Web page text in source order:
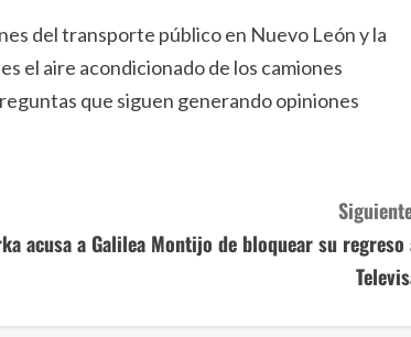
del transporte público en Nuevo León y la
el aire acondicionado de los camiones
que siguen generando opiniones
acusa a Galilea Montijo de bloquear su regreso